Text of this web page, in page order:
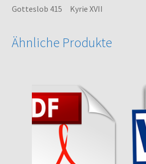
Gotteslob 415 Kyrie XVII
Ähnliche Produkte